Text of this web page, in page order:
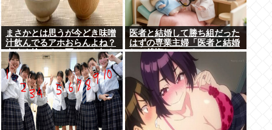
まさかとは思うが今どき味噌
汁飲んでるアホおらんよね？
今すぐ捨てろ！死んでも知ら
んぞ！⚰
医者と結婚して勝ち組だった
はずの専業主婦「医者と結婚
して後悔している」